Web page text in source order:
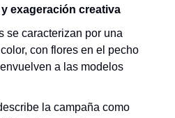
exageración creativa
se caracterizan por una
con flores en el pecho
a las modelos
la campaña como